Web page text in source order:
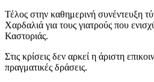
Τέλος στην καθημερινή συνέντευξη
Χαρδαλιά για τους γιατρούς που
Καστοριάς.
Στις κρίσεις δεν αρκεί η άριστη
πραγματικές δράσεις.